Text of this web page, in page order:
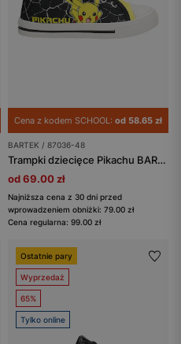
Cena z kodem SCHOOL: od 58.65 zł
BARTEK / 87036-48
Trampki dziecięce Pikachu BARTEK 87036-48
od 69.00 zł
Najniższa cena z 30 dni przed
wprowadzeniem obniżki: 79.00 zł
Cena regularna: 99.00 zł
Ostatnie pary
Wyprzedaż
65%
Tylko online